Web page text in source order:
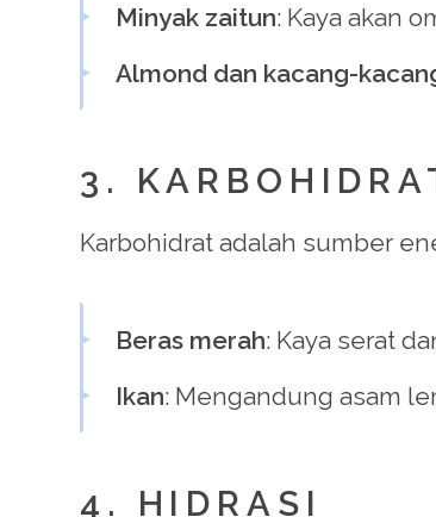
Minyak zaitun: Kaya akan
Almond dan kacang-
3.
Karbohidrat adalah sumber
Beras merah: Kaya serat
Ikan: Mengandung asam
4. HIDRASI